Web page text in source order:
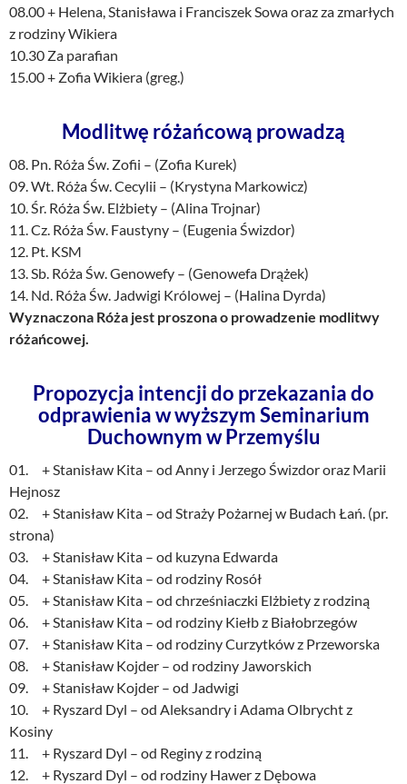
08.00 + Helena, Stanisława i Franciszek Sowa oraz za zmarłych
z rodziny Wikiera
10.30 Za parafian
15.00 + Zofia Wikiera (greg.)
Modlitwę różańcową prowadzą
08. Pn. Róża Św. Zofii – (Zofia Kurek)
09. Wt. Róża Św. Cecylii – (Krystyna Markowicz)
10. Śr. Róża Św. Elżbiety – (Alina Trojnar)
11. Cz. Róża Św. Faustyny – (Eugenia Świzdor)
12. Pt. KSM
13. Sb. Róża Św. Genowefy – (Genowefa Drążek)
14. Nd. Róża Św. Jadwigi Królowej – (Halina Dyrda)
Wyznaczona Róża jest proszona o prowadzenie modlitwy
różańcowej.
Propozycja intencji do przekazania do
odprawienia w wyższym Seminarium
Duchownym w Przemyślu
01. + Stanisław Kita – od Anny i Jerzego Świzdor oraz Marii
Hejnosz
02. + Stanisław Kita – od Straży Pożarnej w Budach Łań. (pr.
strona)
03. + Stanisław Kita – od kuzyna Edwarda
04. + Stanisław Kita – od rodziny Rosół
05. + Stanisław Kita – od chrześniaczki Elżbiety z rodziną
06. + Stanisław Kita – od rodziny Kiełb z Białobrzegów
07. + Stanisław Kita – od rodziny Curzytków z Przeworska
08. + Stanisław Kojder – od rodziny Jaworskich
09. + Stanisław Kojder – od Jadwigi
10. + Ryszard Dyl – od Aleksandry i Adama Olbrycht z
Kosiny
11. + Ryszard Dyl – od Reginy z rodziną
12. + Ryszard Dyl – od rodziny Hawer z Dębowa